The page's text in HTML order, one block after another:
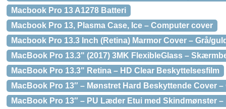
Macbook Pro 13 A1278 Batteri
Macbook Pro 13, Plasma Case, Ice – Computer cover
Macbook Pro 13.3 Inch (Retina) Marmor Cover – Grå/
MacBook Pro 13.3" (2017) 3MK FlexibleGlass –
MacBook Pro 13.3" Retina – HD Clear Beskyttelsesfilm
MacBook Pro 13″ – Mønstret Hard Beskyttende Cover
MacBook Pro 13″ – PU Læder Etui med Skindmønster –